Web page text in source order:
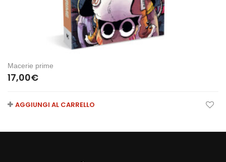
Macerie prime
17,00€
AGGIUNGI AL CARRELLO